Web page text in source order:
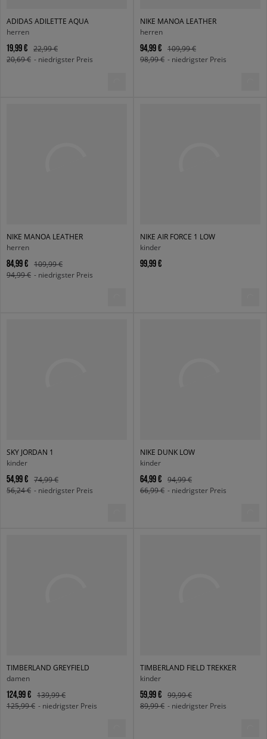
ADIDAS ADILETTE AQUA
herren
19,99 €
22,99 €
20,69 € - niedrigster Preis
NIKE MANOA LEATHER
herren
94,99 €
109,99 €
98,99 € - niedrigster Preis
NIKE MANOA LEATHER
herren
84,99 €
109,99 €
94,99 € - niedrigster Preis
NIKE AIR FORCE 1 LOW
kinder
99,99 €
SKY JORDAN 1
kinder
54,99 €
74,99 €
56,24 € - niedrigster Preis
NIKE DUNK LOW
kinder
64,99 €
94,99 €
66,99 € - niedrigster Preis
TIMBERLAND GREYFIELD
damen
124,99 €
139,99 €
125,99 € - niedrigster Preis
TIMBERLAND FIELD TREKKER
kinder
59,99 €
99,99 €
89,99 € - niedrigster Preis